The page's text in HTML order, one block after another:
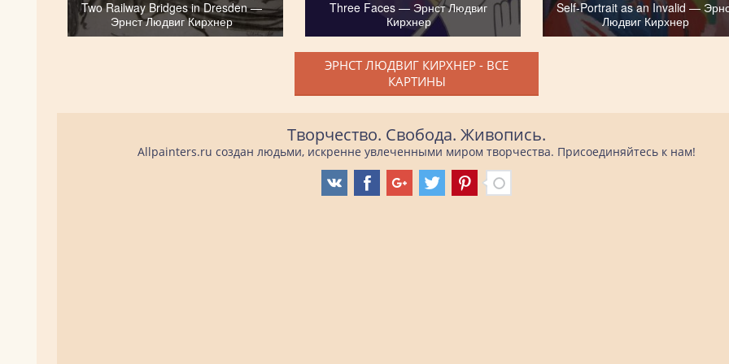
Two Railway Bridges in Dresden —
Эрнст Людвиг Кирхнер
Three Faces — Эрнст Людвиг
Кирхнер
Self-Portrait as an Invalid —
Людвиг Кирхнер
ЭРНСТ ЛЮДВИГ КИРХНЕР - ВСЕ
КАРТИНЫ
Творчество. Свобода. Живопись.
Allpainters.ru создан людьми, искренне увлеченными миром творчества. Присоединяйтесь к нам!